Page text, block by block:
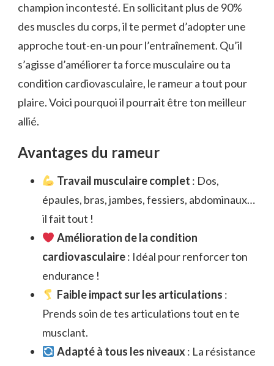
champion incontesté. En sollicitant plus de 90%
des muscles du corps, il te permet d’adopter une
approche tout-en-un pour l’entraînement. Qu’il
s’agisse d’améliorer ta force musculaire ou ta
condition cardiovasculaire, le rameur a tout pour
plaire. Voici pourquoi il pourrait être ton meilleur
allié.
Avantages du rameur
Travail musculaire complet : Dos,
épaules, bras, jambes, fessiers, abdominaux…
il fait tout !
Amélioration de la condition
cardiovasculaire: Idéal pour renforcer ton
endurance !
Faible impact sur les articulations :
Prends soin de tes articulations tout en te
musclant.
Adapté à tous les niveaux : La résistance